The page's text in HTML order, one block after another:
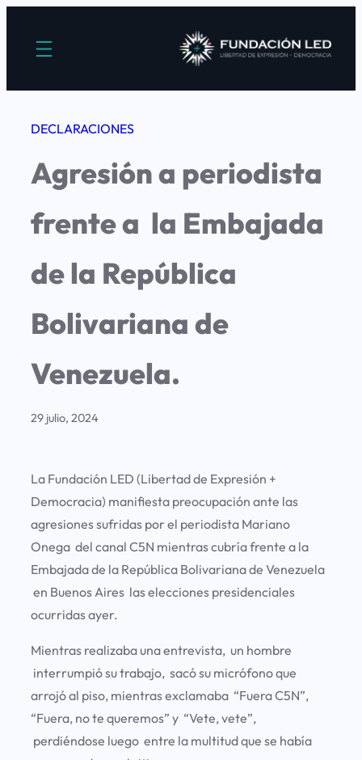
DECLARACIONES
Agresión a periodista
frente a la Embajada
de la República
Bolivariana de
Venezuela.
29 julio, 2024
La Fundación LED (Libertad de Expresión +
Democracia) manifiesta preocupación ante las
agresiones sufridas por el periodista Mariano
Onega del canal C5N mientras cubría frente a la
Embajada de la República Bolivariana de Venezuela
en Buenos Aires las elecciones presidenciales
ocurridas ayer.
Mientras realizaba una entrevista, un hombre
interrumpió su trabajo, sacó su micrófono que
arrojó al piso, mientras exclamaba “Fuera C5N”,
“Fuera, no te queremos” y “Vete, vete”,
perdiéndose luego entre la multitud que se había